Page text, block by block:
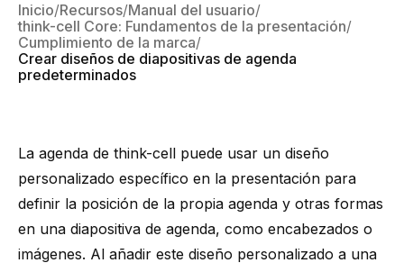
Inicio Recursos Manual del usuario
think-cell Core: Fundamentos de la presentación
Cumplimiento de la marca
Crear diseños de diapositivas de agenda
predeterminados
La agenda de think-cell puede usar un diseño
personalizado específico en la presentación para
definir la posición de la propia agenda y otras formas
en una diapositiva de agenda, como encabezados o
imágenes. Al añadir este diseño personalizado a una